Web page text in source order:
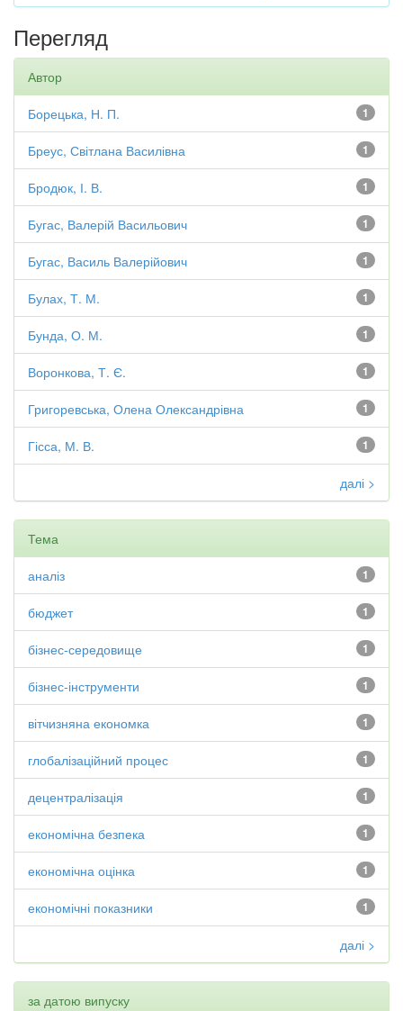
Перегляд
Автор
1
Борецька, Н. П.
1
Бреус, Світлана Василівна
1
Бродюк, І. В.
1
Бугас, Валерій Васильович
1
Бугас, Василь Валерійович
1
Булах, Т. М.
1
Бунда, О. М.
1
Воронкова, Т. Є.
1
Григоревська, Олена Олександрівна
1
Гісса, М. В.
далі >
Тема
1
аналіз
1
бюджет
1
бізнес-середовище
1
бізнес-інструменти
1
вітчизняна економка
1
глобалізаційний процес
1
децентралізація
1
економічна безпека
1
економічна оцінка
1
економічні показники
далі >
за датою випуску